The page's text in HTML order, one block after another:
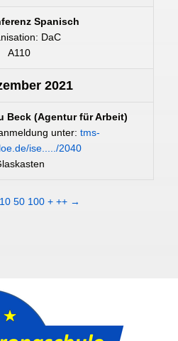
Spanisch
DaC
A110
2021
Beck (Agentur für Arbeit)
unter: tms-
ise...../2040
10 50 100 + ++ →